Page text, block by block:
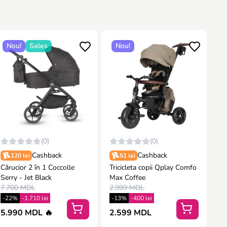
Nou! Sales
(0)
120 lei Cashback
Cărucior 2 în 1 Coccolle
Serry - Jet Black
7.700 MDL
-22% -1.710 lei
5.990 MDL 🔥
Nou!
(0)
51 lei Cashback
Tricicleta copii Qplay Comfo
Max Coffee
2.999 MDL
-13% -400 lei
2.599 MDL